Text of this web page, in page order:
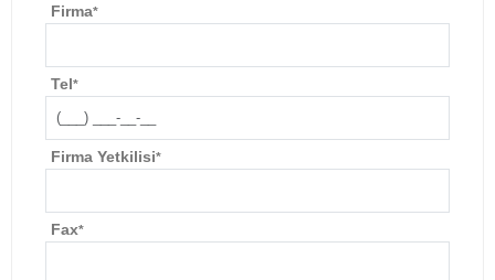
Firma*
Tel*
Firma Yetkilisi*
Fax*